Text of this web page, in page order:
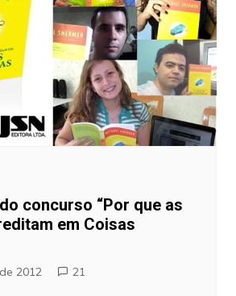
concurso “Por que as
em Coisas
2012 21